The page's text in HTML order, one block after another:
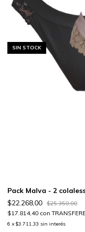
SIN STOCK
Pack Malva - 2
$22.268,00
$25.350,00
$17.814,40 con
6 x $3.711,33 sin interés